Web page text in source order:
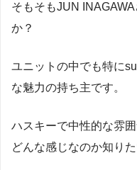
そもそもJUN
か？
ユニットの中でも特に
な魅力の持ち主です。
ハスキーで中性的な雰
どんな感じなのか知りた